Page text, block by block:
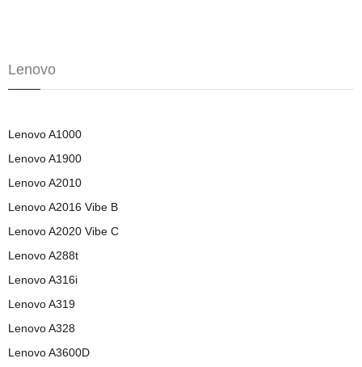
Lenovo
Lenovo A1000
Lenovo A1900
Lenovo A2010
Lenovo A2016 Vibe B
Lenovo A2020 Vibe C
Lenovo A288t
Lenovo A316i
Lenovo A319
Lenovo A328
Lenovo A3600D